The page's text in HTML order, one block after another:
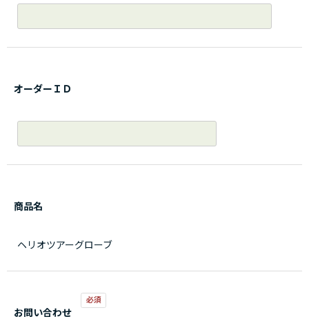
オーダーＩＤ
商品名
ヘリオツアーグローブ
お問い合わせ